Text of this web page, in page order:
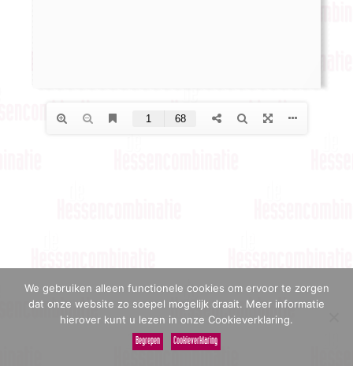
We gebruiken alleen functionele cookies om ervoor te zorgen
dat onze website zo soepel mogelijk draait. Meer informatie
hierover kunt u lezen in onze Cookieverklaring.
Begrepen Cookieverklaring